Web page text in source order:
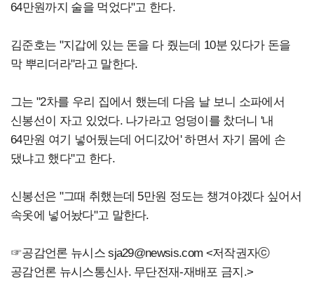
64만원까지 술을 먹었다"고 한다.
김준호는 "지갑에 있는 돈을 다 줬는데 10분 있다가 돈을
막 뿌리더라"라고 말한다.
그는 "2차를 우리 집에서 했는데 다음 날 보니 소파에서
신봉선이 자고 있었다. 나가라고 엉덩이를 찼더니 '내
64만원 여기 넣어뒀는데 어디갔어' 하면서 자기 몸에 손
댔냐고 했다"고 한다.
신봉선은 "그때 취했는데 5만원 정도는 챙겨야겠다 싶어서
속옷에 넣어놨다"고 말한다.
☞공감언론 뉴시스 sja29@newsis.com <저작권자ⓒ
공감언론 뉴시스통신사. 무단전재-재배포 금지.>